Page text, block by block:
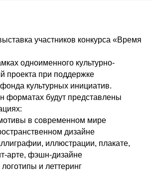
участников конкурса «Время
одноименного культурно-
проекта при поддержке
культурных инициатив.
форматах будут представлены
в современном мире
дизайне
иллюстрации, плакате,
арте, фэшн-дизайне
и леттеринг